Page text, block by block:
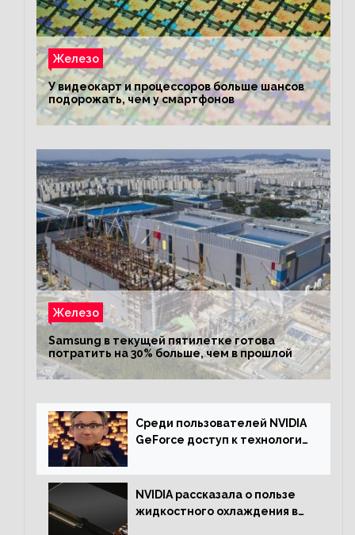
Железо
У видеокарт и процессоров больше шансов
подорожать, чем у смартфонов
Железо
Samsung в текущей пятилетке готова
потратить на 30% больше, чем в прошлой
Среди пользователей NVIDIA
GeForce доступ к технологии
NVIDIA рассказала о пользе
жидкостного охлаждения в